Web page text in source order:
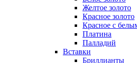
Желтое золото
Красное золото
Красное с
Платина
Палладий
Вставки
Бриллианты